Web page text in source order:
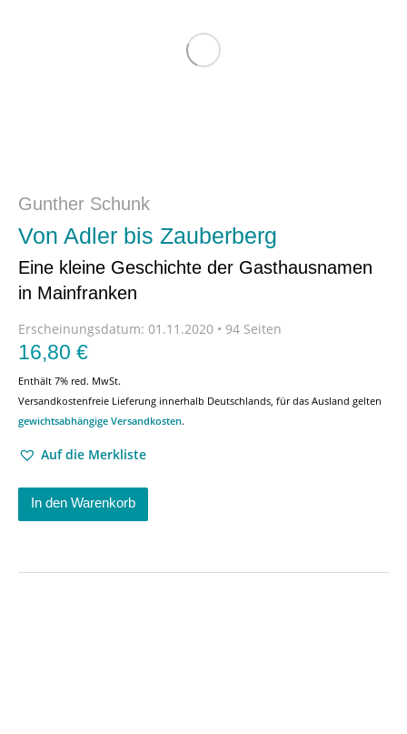
Gunther Schunk
Von Adler bis Zauberberg
Eine kleine Geschichte der Gasthausnamen
in Mainfranken
Erscheinungsdatum: 01.11.2020 • 94 Seiten
16,80 €
Enthält 7% red. MwSt.
Versandkostenfreie Lieferung innerhalb Deutschlands, für das Ausland gelten
gewichtsabhängige Versandkosten.
Auf die Merkliste
In den Warenkorb